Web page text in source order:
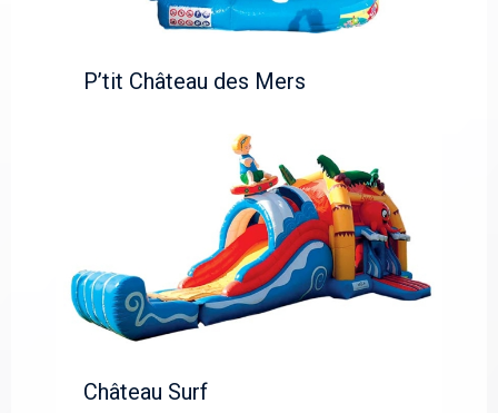
P’tit Château des Mers
Château Surf